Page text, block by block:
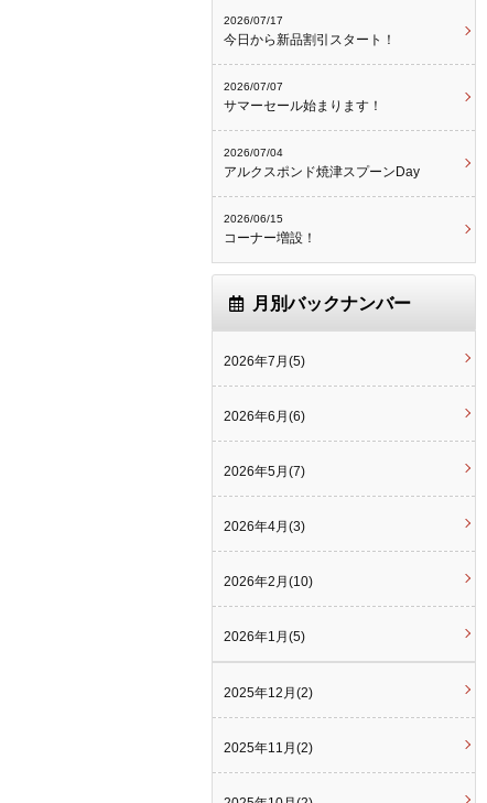
2026/07/17
今日から新品割引スタート！
2026/07/07
サマーセール始まります！
2026/07/04
アルクスポンド焼津スプーンDay
2026/06/15
コーナー増設！
月別バックナンバー
2026年7月(5)
2026年6月(6)
2026年5月(7)
2026年4月(3)
2026年2月(10)
2026年1月(5)
2025年12月(2)
2025年11月(2)